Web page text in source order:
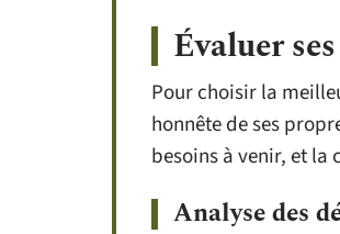
Évaluer
Pour choisir la
honnête de ses
besoins à venir, et
Analyse des